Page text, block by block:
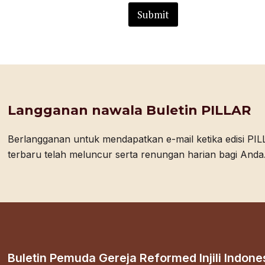
Submit
Langganan nawala Buletin PILLAR
Berlangganan untuk mendapatkan e-mail ketika edisi
terbaru telah meluncur serta renungan harian bagi Anda.
Buletin Pemuda Gereja Reformed Injili